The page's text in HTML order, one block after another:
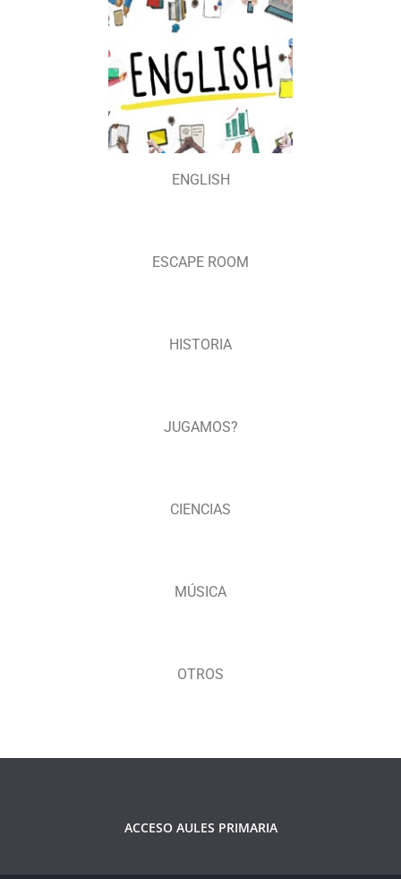
ENGLISH
ESCAPE ROOM
HISTORIA
JUGAMOS?
CIENCIAS
MÚSICA
OTROS
ACCESO AULES PRIMARIA